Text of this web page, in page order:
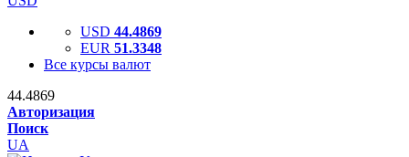
USD 44.4869
EUR 51.3348
Все курсы валют
44.4869
Авторизация
Поиск
UA